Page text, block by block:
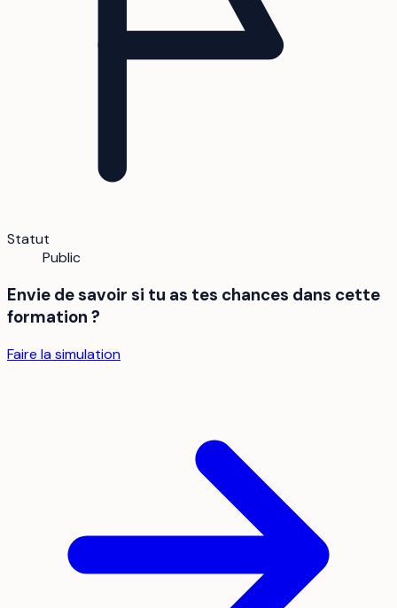
Statut
Public
Envie de savoir si tu as tes chances dans cette
formation ?
Faire la simulation